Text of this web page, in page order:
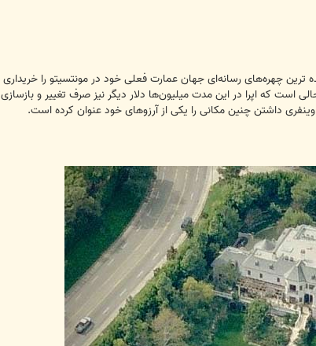
است که اپرا در این مدت میلیون‌ها دلار دیگر نیز صرف تغییر و
داشتن چنین مکانی را یکی از آرزوهای خود عنوان کرده است.